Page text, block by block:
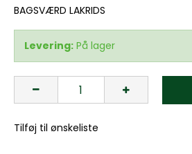
BAGSVÆRD LAKRIDS
Levering: På lager
Tilføj til ønskeliste